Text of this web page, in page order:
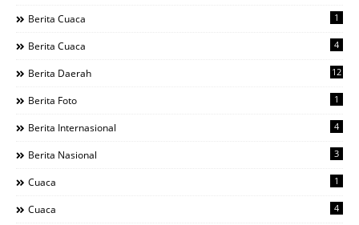
Berita Cuaca 1
Berita Cuaca 4
Berita Daerah 12
Berita Foto 1
Berita Internasional 4
Berita Nasional 3
Cuaca 1
Cuaca 4